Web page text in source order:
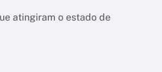
atingiram o estado de